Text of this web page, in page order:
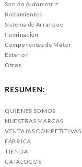
Sonido Automotriz
Rodamientos
Sistema de Arranque
Iluminación
Componentes de Motor
Exterior
Otros
RESUMEN:
QUIENES SOMOS
NUESTRAS MARCAS
VENTAJAS COMPETITIVAS
FÁBRICA
TIENDA
CATÁLOGOS